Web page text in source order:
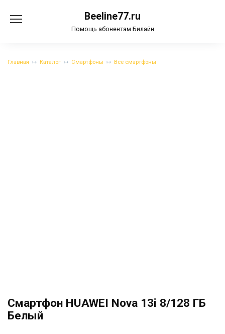
содержанию
Beeline77.ru
Помощь абонентам Билайн
Главная Каталог Смартфоны Все смартфоны
Смартфон HUAWEI Nova 13i 8/128 ГБ
Белый